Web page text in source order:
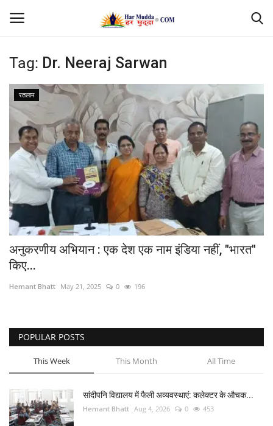
Login Register
Home
Contact
देश
मध्यप्रदेश
छत्तीसगढ़
उत्तर प्रदेश
कला संस्कृति
रेलवे
शख्सियत
Tag: Dr. Neeraj Sarwan
रतलाम
अनुकरणीय अभियान : एक देश एक नाम इंडिया नहीं, "भारत"
किए...
Hemant Bhatt May 21, 2025 0 196
POPULAR POSTS
This Week This Month All Time
सांदीपनि विद्यालय में फैली अव्यवस्थाएं: कलेक्टर के औचक...
Hemant Bhatt Aug 4, 2026 0 453